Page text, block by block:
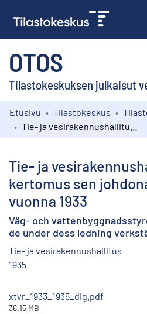
OTOS
Tilastokeskuksen julkaisut
Kokoelmat
Etusivu Tilastokeskus
Tie- ja
kertomus sen
vuonna 1933
Väg- och
de under dess ledning
Tie- ja vesirakennushallitus
1935
xtvr_1933_1935_dig.pdf
36.15 MB